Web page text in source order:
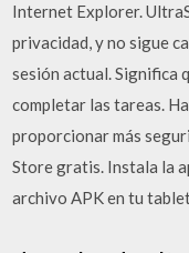
Internet Explorer.
privacidad, y no sigue
sesión actual. Significa
completar las tareas.
proporcionar más
Store gratis. Instala la
archivo APK en tu